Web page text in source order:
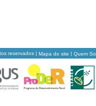
reservados | Mapa do site | Quem